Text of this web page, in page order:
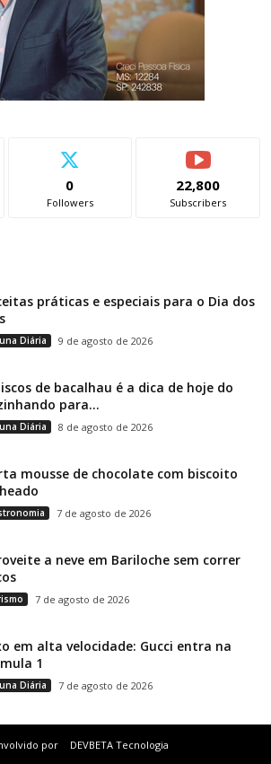
0
Followers
22,800
Subscribers
práticas e especiais para o Dia dos
Diária 9 de agosto de 2026
de bacalhau é a dica de hoje do
para...
Diária 8 de agosto de 2026
mousse de chocolate com biscoito
7 de agosto de 2026
a neve em Bariloche sem correr
7 de agosto de 2026
em alta velocidade: Gucci entra na
1
Diária 7 de agosto de 2026
por DEVBETA Tecnologia